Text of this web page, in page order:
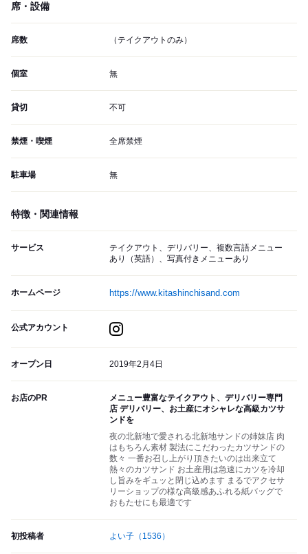
席・設備
席数 （テイクアウトのみ）
個室 無
貸切 不可
禁煙・喫煙 全席禁煙
駐車場 無
特徴・関連情報
サービス
テイクアウト、デリバリー、複数言語メニュー
あり（英語）、写真付きメニューあり
ホームページ https://www.kitashinchisand.com
公式アカウント
オープン日 2019年2月4日
お店のPR
メニュー豊富なテイクアウト、デリバリー専門
店 デリバリー、お土産にオシャレな高級カツサ
ンドを
夜の北新地で愛される北新地サンドの姉妹店 肉
はもちろん素材 製法にこだわったカツサンドの
数々 一番お召し上がり頂きたいのは出来立て
熱々のカツサンド お土産用は急速にカツを冷却
し旨みをギュッと閉じ込めます まるでアクセサ
リーショップの様な高級感あふれる紙バッグで
おもたせにも最適です
初投稿者 よい子 （1536）